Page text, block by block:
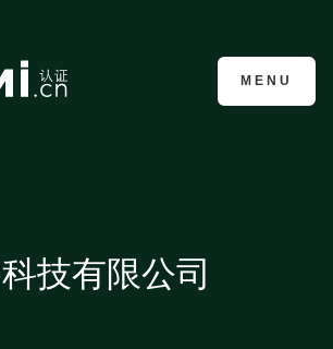
CMMI认证咨询
MENU
技有限公司